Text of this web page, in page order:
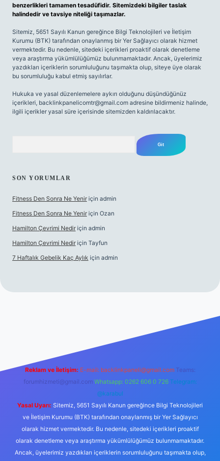
benzerlikleri tamamen tesadüfidir. Sitemizdeki bilgiler taslak
halindedir ve tavsiye niteliği taşımazlar.
Sitemiz, 5651 Sayılı Kanun gereğince Bilgi Teknolojileri ve İletişim
Kurumu (BTK) tarafından onaylanmış bir Yer Sağlayıcı olarak hizmet
vermektedir. Bu nedenle, sitedeki içerikleri proaktif olarak denetleme
veya araştırma yükümlülüğümüz bulunmamaktadır. Ancak, üyelerimiz
yazdıkları içeriklerin sorumluluğunu taşımakta olup, siteye üye olarak
bu sorumluluğu kabul etmiş sayılırlar.
Hukuka ve yasal düzenlemelere aykırı olduğunu düşündüğünüz
içerikleri, backlinkpanelicomtr@gmail.com adresine bildirmeniz halinde,
ilgili içerikler yasal süre içerisinde sitemizden kaldırılacaktır.
SON YORUMLAR
Fitness Den Sonra Ne Yenir için admin
Fitness Den Sonra Ne Yenir için Ozan
Hamilton Çevrimi Nedir için admin
Hamilton Çevrimi Nedir için Tayfun
7 Haftalık Gebelik Kaç Aylık için admin
Reklam ve İletişim: E-mail: backlinkpaneli@gmail.com Teams:
forumhizmeti@gmail.com Whatsapp: 0262 606 0 726 Telegram:
@karabul
Yasal Uyarı: Sitemiz, 5651 Sayılı Kanun gereğince Bilgi Teknolojileri
ve İletişim Kurumu (BTK) tarafından onaylanmış bir Yer Sağlayıcı
olarak hizmet vermektedir. Bu nedenle, sitedeki içerikleri proaktif
olarak denetleme veya araştırma yükümlülüğümüz bulunmamaktadır.
Ancak, üyelerimiz yazdıkları içeriklerin sorumluluğunu taşımakta olup,